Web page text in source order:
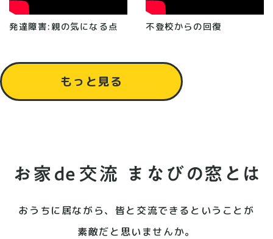
発達障害:親の気になる点 不登校からの回復
もっと見る
おうちに居ながら、皆と交流できるということが
素敵だと思いませんか。